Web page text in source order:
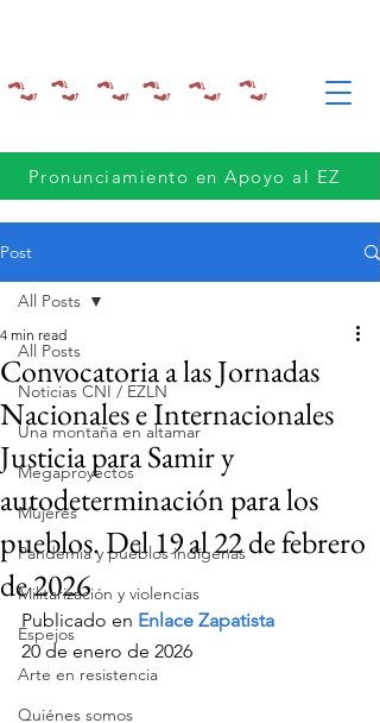
Pronunciamiento en Apoyo al EZ
Post
All Posts
Noticias CNI / EZLN
Una montaña en altamar
Megaproyectos
Mujeres
Pandemia y pueblos indígenas
Militarización y violencias
Espejos
Arte en resistencia
Quiénes somos
All Posts
Convocatoria a las Jornadas
Nacionales e Internacionales
Justicia para Samir y
autodeterminación para los
pueblos. Del 19 al 22 de febrero
de 2026
4 min read
Publicado en Enlace Zapatista
20 de enero de 2026